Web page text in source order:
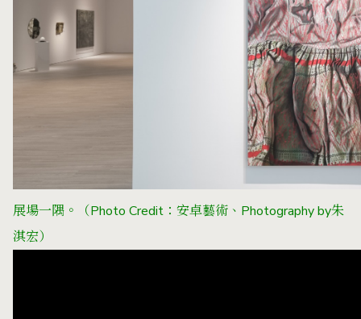
展場一隅。（Photo Credit：安卓藝術、Photography by朱
淇宏）